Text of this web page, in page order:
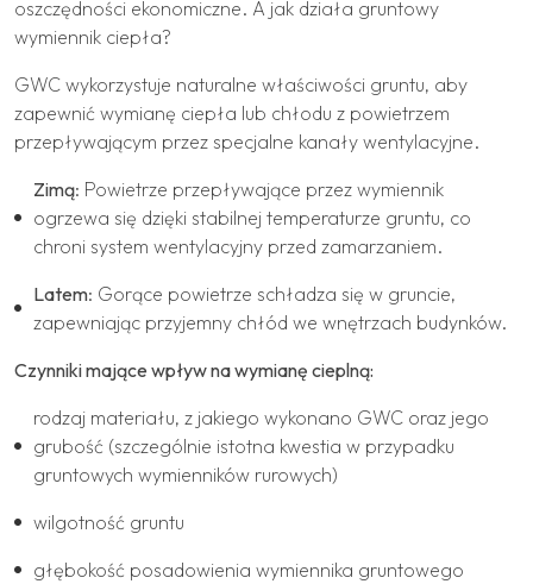
oszczędności ekonomiczne. A jak działa gruntowy
wymiennik ciepła?
GWC wykorzystuje naturalne właściwości gruntu, aby
zapewnić wymianę ciepła lub chłodu z powietrzem
przepływającym przez specjalne kanały wentylacyjne.
Zimą: Powietrze przepływające przez wymiennik
ogrzewa się dzięki stabilnej temperaturze gruntu, co
chroni system wentylacyjny przed zamarzaniem.
Latem: Gorące powietrze schładza się w gruncie,
zapewniając przyjemny chłód we wnętrzach budynków.
Czynniki mające wpływ na wymianę cieplną:
rodzaj materiału, z jakiego wykonano GWC oraz jego
grubość (szczególnie istotna kwestia w przypadku
gruntowych wymienników rurowych)
wilgotność gruntu
głębokość posadowienia wymiennika gruntowego